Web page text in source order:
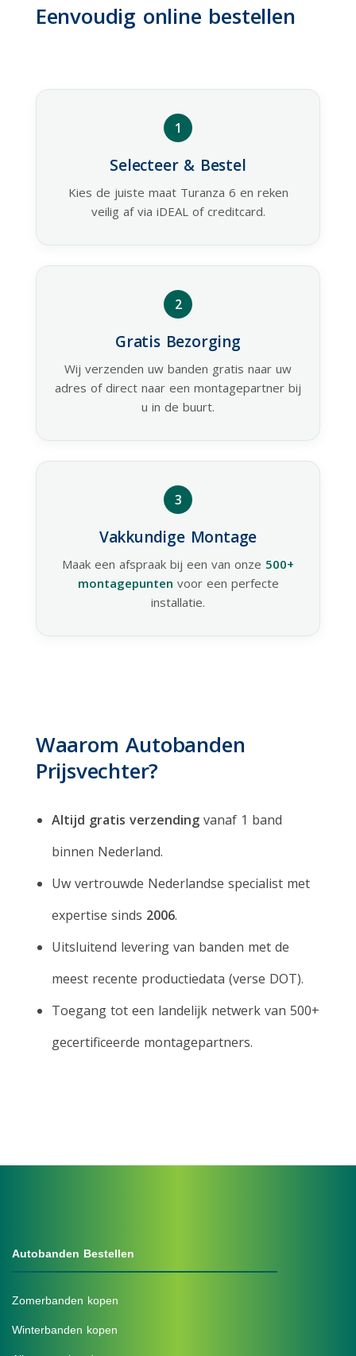
Eenvoudig online bestellen
1
Selecteer & Bestel
Kies de juiste maat Turanza 6 en reken
veilig af via iDEAL of creditcard.
2
Gratis Bezorging
Wij verzenden uw banden gratis naar uw
adres of direct naar een montagepartner bij
u in de buurt.
3
Vakkundige Montage
Maak een afspraak bij een van onze 500+
montagepunten voor een perfecte
installatie.
Waarom Autobanden
Prijsvechter?
Altijd gratis verzendingvanaf 1 band
binnen Nederland.
Uw vertrouwde Nederlandse specialist met
expertise sinds 2006.
Uitsluitend levering van banden met de
meest recente productiedata (verse DOT).
Toegang tot een landelijk netwerk van 500+
gecertificeerde montagepartners.
Autobanden Bestellen
Zomerbanden kopen
Winterbanden kopen